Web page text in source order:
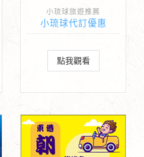
小琉球旅遊推薦
小琉球代訂優惠
點我觀看